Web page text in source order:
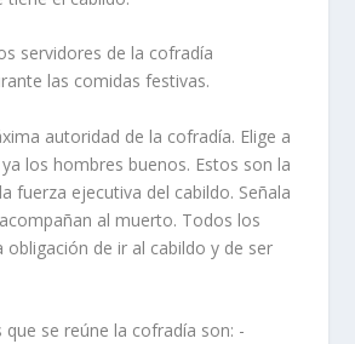
servidores de la cofradí­a
las comidas festivas.
autoridad de la cofradí­a. Elige a
los hombres buenos. Estos son la
fuerza ejecutiva del cabildo. Señala
al muerto. Todos los
obligación de ir al cabildo y de ser
que se reúne la cofradí­a son: -